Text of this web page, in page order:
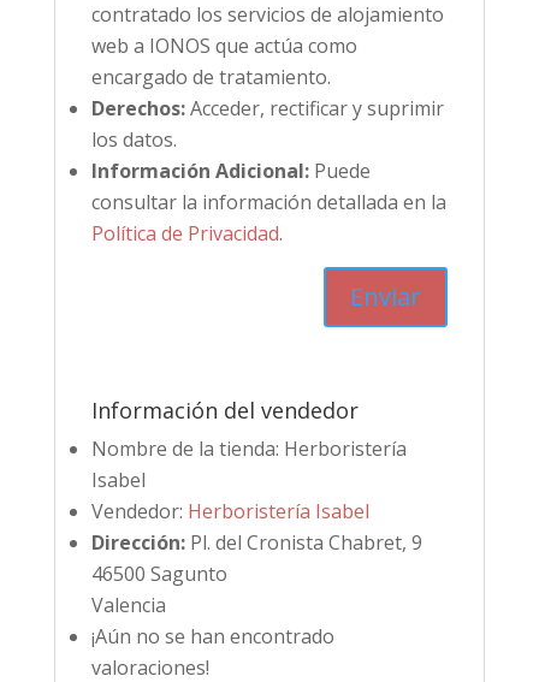
contratado los servicios de alojamiento
web a IONOS que actúa como
encargado de tratamiento.
Derechos:Acceder, rectificar y suprimir
los datos.
Información Adicional:Puede
consultar la información detallada en la
Política de Privacidad.
Información del vendedor
Nombre de la tienda: Herboristería
Isabel
Vendedor: Herboristería Isabel
Dirección: Pl. del Cronista Chabret, 9
46500 Sagunto
Valencia
¡Aún no se han encontrado
valoraciones!